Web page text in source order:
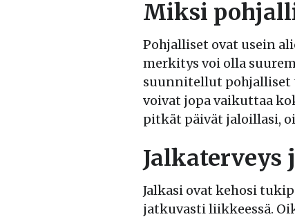
Miksi
Pohjalliset ovat usein
merkitys voi olla
suunnitellut pohjalliset
voivat jopa vaikuttaa
pitkät päivät jaloillasi,
Jalkaterveys
Jalkasi ovat kehosi
jatkuvasti liikkeessä.